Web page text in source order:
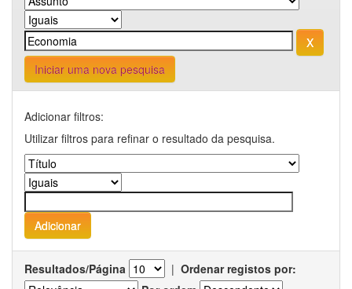
Iniciar uma nova pesquisa
Adicionar filtros:
Utilizar filtros para refinar o resultado da pesquisa.
Resultados/Página | Ordenar registos por: